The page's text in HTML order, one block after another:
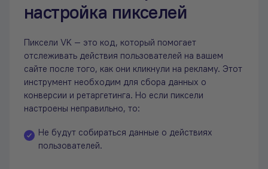
настройка пикселей
Пиксели VK — это код, который помогает
отслеживать действия пользователей на вашем
сайте после того, как они кликнули на рекламу. Этот
инструмент необходим для сбора данных о
конверсии и ретаргетинга. Но если пиксели
настроены неправильно, то:
Не будут собираться данные о действиях
пользователей.